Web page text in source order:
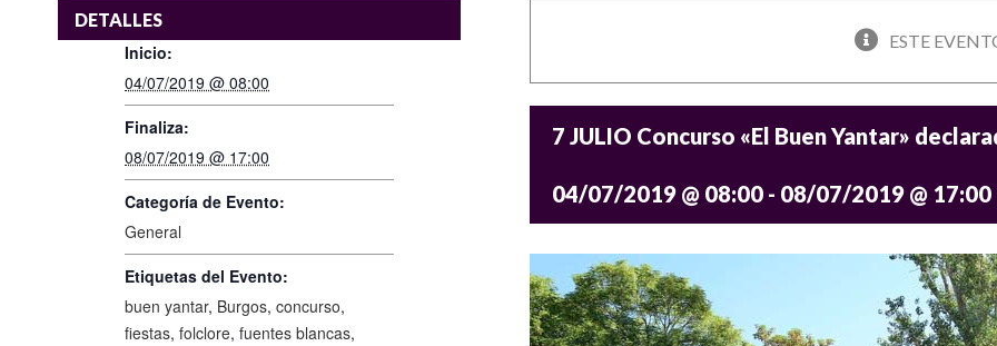
ESTE
7 JULIO Concurso «El Buen Yantar»
04/07/2019 @ 08:00 - 08/07/2019 @ 17:00
DETALLES
Inicio:
04/07/2019 @ 08:00
Finaliza:
08/07/2019 @ 17:00
Categoría de Evento:
General
Etiquetas del Evento:
buen yantar, Burgos, concurso,
fiestas, folclore, fuentes blancas,